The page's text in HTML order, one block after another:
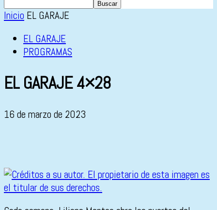
Inicio EL GARAJE
EL GARAJE
PROGRAMAS
EL GARAJE 4×28
16 de marzo de 2023